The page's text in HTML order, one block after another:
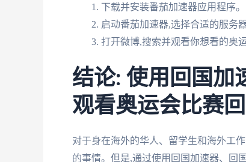
下载并安装番茄加速器应用程序。
启动番茄加速器,选择合适的服务器
打开微博,搜索并观看你想看的奥
结论: 使用回国加
观看奥运会比赛
对于身在海外的华人、留学生和海外工
的事情。但是,通过使用回国加速器、回